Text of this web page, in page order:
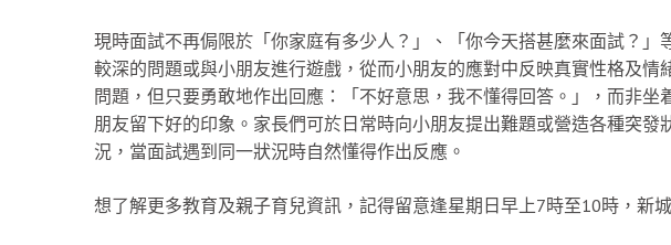
現時面試不再侷限於「你家庭有多少人？」、「你今天搭甚麼來面試？」
較深的問題或與小朋友進行遊戲，從而小朋友的應對中反映真實性格及情
問題，但只要勇敢地作出回應：「不好意思，我不懂得回答。」，而非坐
朋友留下好的印象。家長們可於日常時向小朋友提出難題或營造各種突發
況，當面試遇到同一狀況時自然懂得作出反應。
想了解更多教育及親子育兒資訊，記得留意逢星期日早上7時至10時，新